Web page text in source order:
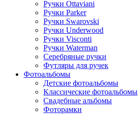
Ручки Ottaviani
Ручки Parker
Ручки Swarovski
Ручки Underwood
Ручки Visconti
Ручки Waterman
Серебряные ручки
Футляры для ручек
Фотоальбомы
Детские фотоальбомы
Классические фотоальбомы
Свадебные альбомы
Фоторамки